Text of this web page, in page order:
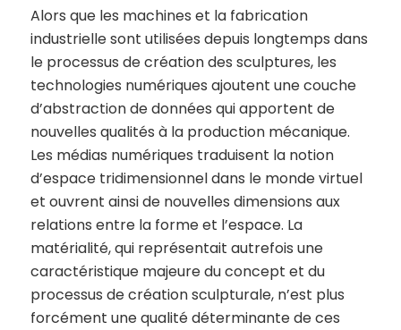
Alors que les machines et la fabrication
industrielle sont utilisées depuis longtemps dans
le processus de création des sculptures, les
technologies numériques ajoutent une couche
d’abstraction de données qui apportent de
nouvelles qualités à la production mécanique.
Les médias numériques traduisent la notion
d’espace tridimensionnel dans le monde virtuel
et ouvrent ainsi de nouvelles dimensions aux
relations entre la forme et l’espace. La
matérialité, qui représentait autrefois une
caractéristique majeure du concept et du
processus de création sculpturale, n’est plus
forcément une qualité déterminante de ces